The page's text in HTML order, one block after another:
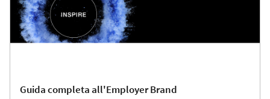
Guida completa all'Employer Brand